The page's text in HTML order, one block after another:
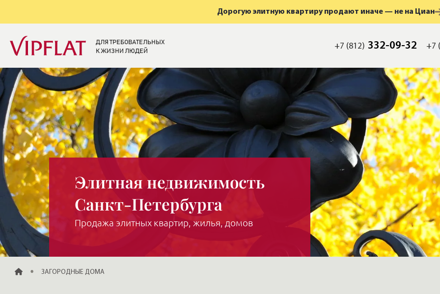
Дорогую элитную квартиру продают иначе — не на Циан
ДЛЯ ТРЕБОВАТЕЛЬНЫХ
К ЖИЗНИ ЛЮДЕЙ
+7 (812) 332-09-32 +7
Элитная недвижимость
Санкт-Петербурга
Продажа элитных квартир, жилья, домов
ГЛАВНАЯЗАГОРОДНЫЕ ДОМА